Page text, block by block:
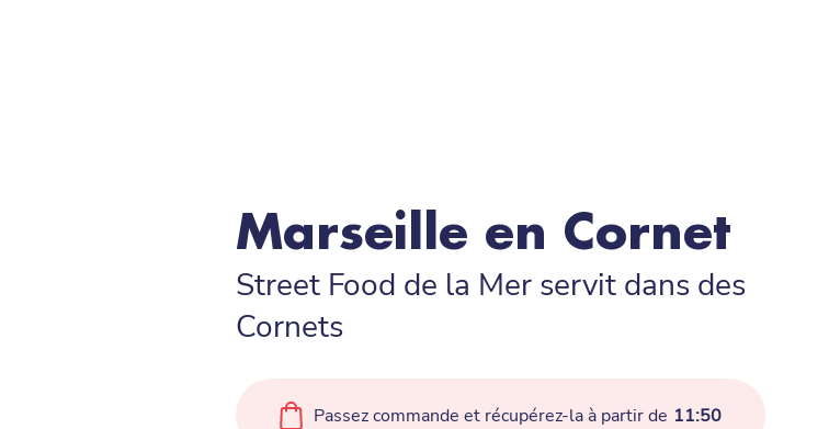
Marseille en Cornet
Street Food de la Mer servit dans des
Cornets
Passez commande et récupérez-la à partir de 11:50